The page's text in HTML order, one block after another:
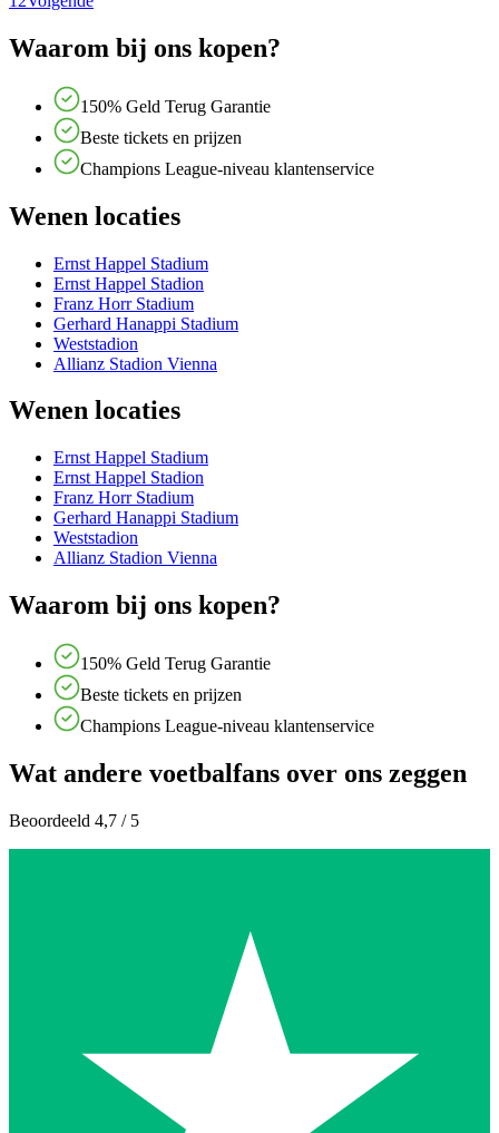
Waarom bij ons kopen?
150% Geld Terug Garantie
Beste tickets en prijzen
Champions League-niveau klantenservice
Wenen locaties
Ernst Happel Stadium
Ernst Happel Stadion
Franz Horr Stadium
Gerhard Hanappi Stadium
Weststadion
Allianz Stadion Vienna
Wenen locaties
Ernst Happel Stadium
Ernst Happel Stadion
Franz Horr Stadium
Gerhard Hanappi Stadium
Weststadion
Allianz Stadion Vienna
Waarom bij ons kopen?
150% Geld Terug Garantie
Beste tickets en prijzen
Champions League-niveau klantenservice
Wat andere voetbalfans over ons zeggen
Beoordeeld 4,7 / 5